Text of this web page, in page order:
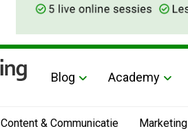
Blog Academy
Content & Communicatie Marketing